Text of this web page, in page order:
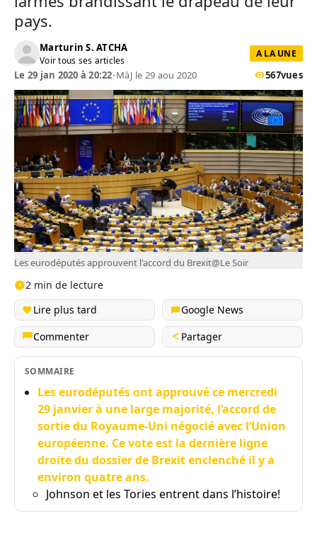
pays.
Marturin S. ATCHA
Voir tous ses articles
A LA UNE
Le 29 jan 2020 à 20:22•MàJ le 29 aou 2020 567vues
Les eurodéputés approuvent l'accord du Brexit@Le Soir
2 min de lecture
Lire plus tard
Google News
Commenter
Partager
SOMMAIRE
Les eurodéputés ont approuvé ce mercredi
29 janvier à une large majorité, l’accord de
sortie du Royaume-Uni négocié avec l’Union
européenne. Ce vote est la dernière ligne
droite du dossier de Brexit enclenché il y a
environ quatre ans.
Johnson et les Tories entrent dans l’histoire!